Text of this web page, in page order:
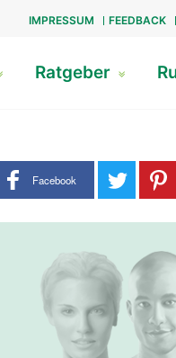
IMPRESSUM FEEDBACK
Ratgeber
Share buttons
Facebook